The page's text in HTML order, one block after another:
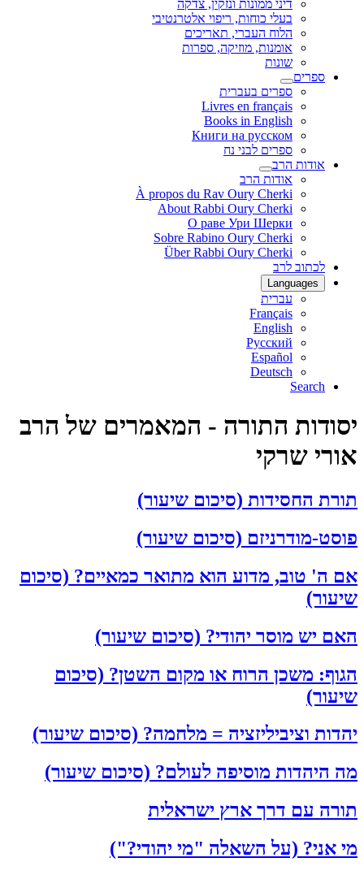
דיני ממונות ונזקין, צדקה
בעלי כוחות, ריפוי אלטרנטיבי
הלוח העברי, תאריכים
אומנות, מוזיקה, ספרות
שונות
ספרים
ספרים בעברית
Livres en français
Books in English
Книги на русском
ספרים לבני נח
אודות הרב
אודות הרב
À propos du Rav Oury Cherki
About Rabbi Oury Cherki
О раве Ури Шерки
Sobre Rabino Oury Cherki
Über Rabbi Oury Cherki
לכתוב לרב
Languages
עברית
Français
English
Русский
Español
Deutsch
Search
יסודות התורה - המאמרים של הרב
אורי שרקי
תורת החסידות (סיכום שיעור)
פוסט-מודרניזם (סיכום שיעור)
אם ה' טוב, מדוע הוא מתואר כמאיים? (סיכום
שיעור)
האם יש מוסר יהודי? (סיכום שיעור)
הגוף: משכן הרוח או מקום השטן? (סיכום
שיעור)
יהדות וציביליזציה = מלחמה? (סיכום שיעור)
מה היהדות מוסיפה לעולם? (סיכום שיעור)
תורה עם דרך ארץ ישראלית
מי אני? (על השאלה "מי יהודי?")